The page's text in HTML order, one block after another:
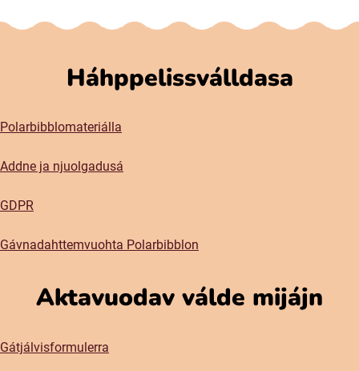
Háhppelissválldasa
Polarbibblomateriálla
Addne ja njuolgadusá
GDPR
Gávnadahttemvuohta Polarbibblon
Aktavuodav válde mijájn
Gátjálvisformulerra